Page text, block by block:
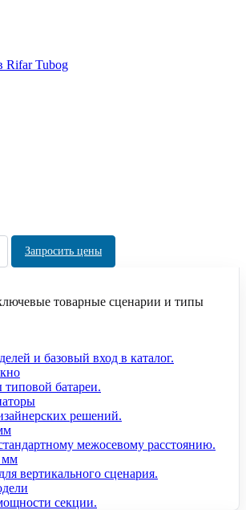
Rifar Tubog
Запросить цены
товарные сценарии и типы
и базовый вход в каталог.
батареи.
решений.
межосевому расстоянию.
мм
вертикального сценария.
секции.